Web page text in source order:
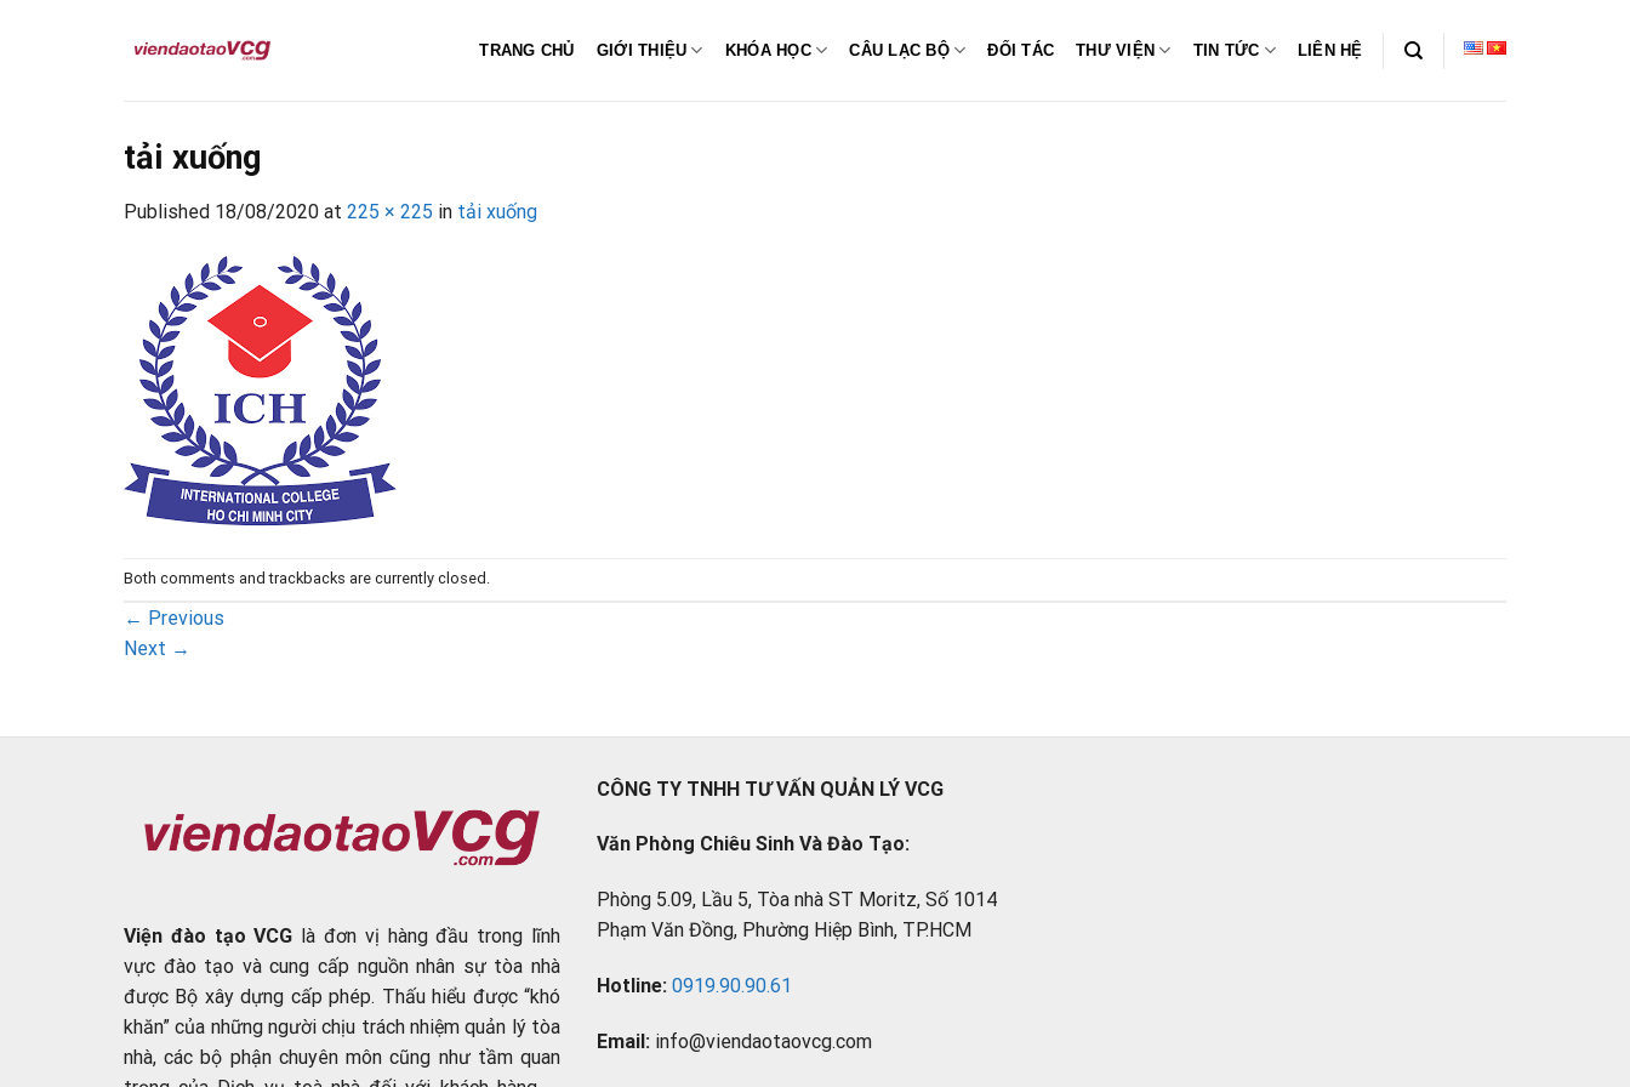
TRANG CHỦ GIỚI THIỆU KHÓA HỌC CÂU LẠC BỘ ĐỐI TÁC THƯ VIỆN TIN TỨC LIÊN HỆ
tải xuống
Published 18/08/2020 at 225 × 225 in tải xuống
Both comments and trackbacks are currently closed.
← Previous
Next →
Viện đào tạo VCG là đơn vị hàng đầu trong lĩnh
vực đào tạo và cung cấp nguồn nhân sự tòa nhà
được Bộ xây dựng cấp phép. Thấu hiểu được “khó
khăn” của những người chịu trách nhiệm quản lý tòa
nhà, các bộ phận chuyên môn cũng như tầm quan
CÔNG TY TNHH TƯ VẤN QUẢN LÝ VCG
Văn Phòng Chiêu Sinh Và Đào Tạo:
Phòng 5.09, Lầu 5, Tòa nhà ST Moritz, Số 1014
Phạm Văn Đồng, Phường Hiệp Bình, TP.HCM
Hotline: 0919.90.90.61
Email: info@viendaotaovcg.com